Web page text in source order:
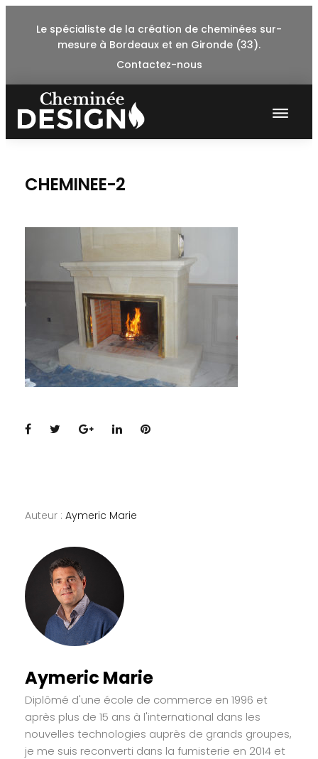
Le spécialiste de la création de cheminées sur-
mesure à Bordeaux et en Gironde (33).
Contactez-nous
CHEMINEE-2
Facebook
TwitterGoogle+
LinkedInPinterest
Auteur : Aymeric Marie
Aymeric Marie
Diplômé d'une école de commerce en 1996 et
après plus de 15 ans à l'international dans les
nouvelles technologies auprès de grands groupes,
je me suis reconverti dans la fumisterie en 2014 et